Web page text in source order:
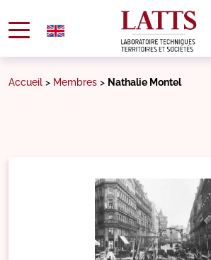
Accueil > Membres > Nathalie Montel